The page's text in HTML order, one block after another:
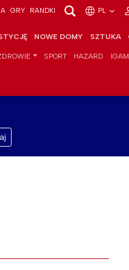
GRY RANDKI PL
NOWE DOMY SZTUKA
SPORT HAZARD